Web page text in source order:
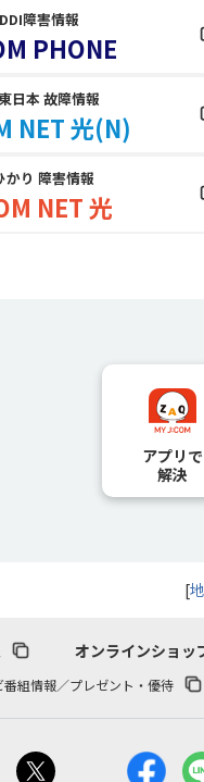
障害情報
PHONE
日本 故障情報
NET 光(N)
かり 障害情報
NET 光
アプリで
解決
[
オンラインショッ
番組情報／プレゼント・優待